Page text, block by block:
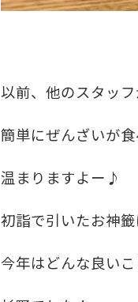
以前、他のスタッ
簡単にぜんざいが食
温まりますよー♪
初詣で引いたお神籤
今年はどんな良い